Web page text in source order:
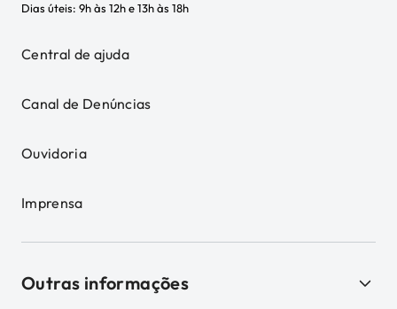
Dias úteis: 9h às 12h e 13h às 18h
Central de ajuda
Canal de Denúncias
Ouvidoria
Imprensa
Outras informações